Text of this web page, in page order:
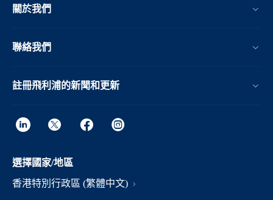
關於我們
聯絡我們
註冊飛利浦的新聞和更新
選擇國家/地區
香港特別行政區 (繁體中文)